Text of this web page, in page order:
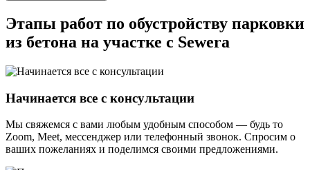
Этапы работ по обустройству парковки
из бетона на участке с Sewera
Начинается все с консультации
Мы свяжемся с вами любым удобным способом — будь то
Zoom, Meet, мессенджер или телефонный звонок. Спросим о
ваших пожеланиях и поделимся своими предложениями.